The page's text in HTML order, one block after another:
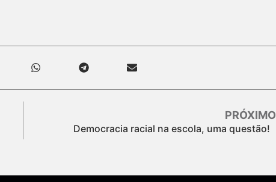
PRÓXIMO
Democracia racial na escola, uma questão!